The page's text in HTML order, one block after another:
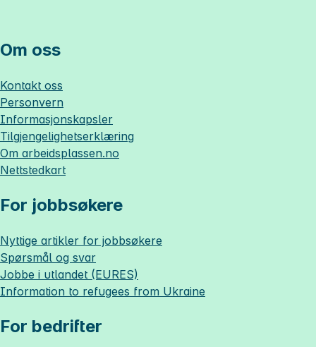
Om oss
Kontakt oss
Personvern
Informasjonskapsler
Tilgjengelighetserklæring
Om arbeidsplassen.no
Nettstedkart
For jobbsøkere
Nyttige artikler for jobbsøkere
Spørsmål og svar
Jobbe i utlandet (EURES)
Information to refugees from Ukraine
For bedrifter